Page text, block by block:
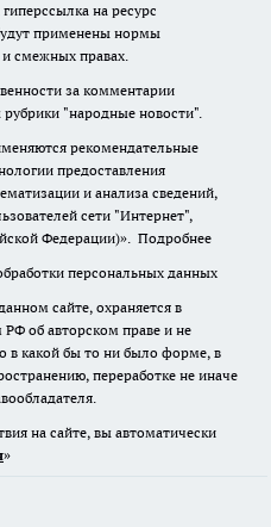
на ресурс
применены нормы
и смежных правах.
за комментарии
"народные новости".
рекомендательные
предоставления
и анализа сведений,
сети "Интернет",
Федерации)». Подробнее
персональных данных
сайте, охраняется в
РФ об авторском праве и не
в какой бы то ни было форме, в
переработке не иначе
на сайте, вы автоматически
»